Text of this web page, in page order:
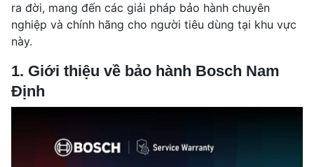
ra đời, mang đến các giải pháp bảo hành chuyên
nghiệp và chính hãng cho người tiêu dùng tại khu vực
này.
1. Giới thiệu về bảo hành Bosch Nam
Định